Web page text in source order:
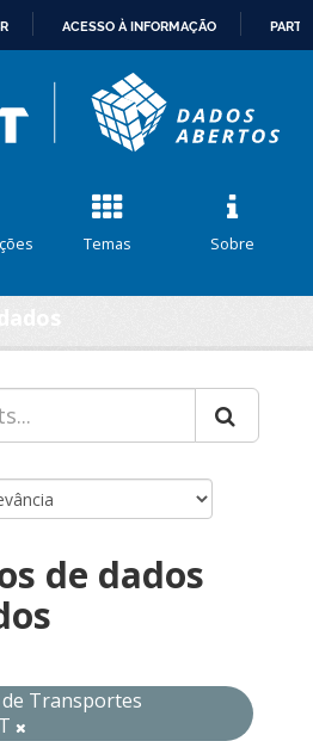
CONTEÚDO
ACESSO À INFORMAÇÃO
Temas Sobre
de dados
Transportes